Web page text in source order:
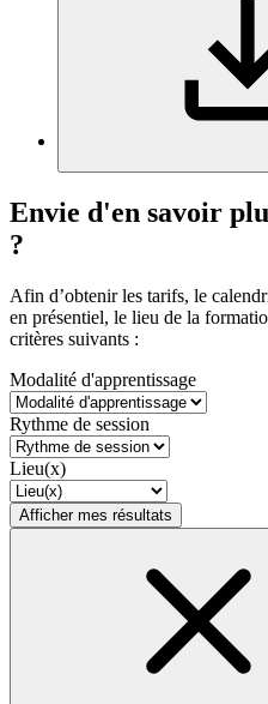
Envie d'en savoir
?
Afin d’obtenir les tarifs, le
en présentiel, le lieu de la
critères suivants :
Modalité d'apprentissage
Rythme de session
Lieu(x)
Afficher mes résultats